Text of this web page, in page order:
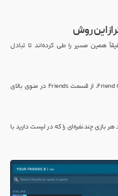
از این روش
همین مسیر را طی کرده‌اند تا تبادل
در صورت بسته بودن پنجره Friend Code، از قسمت Friends در منوی بالای
بازی چندنفره‌ای را که در لیست دارید با